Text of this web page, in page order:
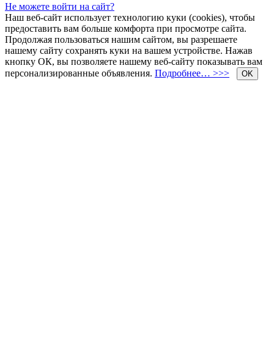
Не можете войти на сайт?
Наш веб-сайт использует технологию куки (cookies), чтобы
предоставить вам больше комфорта при просмотре сайта.
Продолжая пользоваться нашим сайтом, вы разрешаете
нашему сайту сохранять куки на вашем устройстве. Нажав
кнопку ОК, вы позволяете нашему веб-сайту показывать вам
персонализированные объявления. Подробнее… >>> OK